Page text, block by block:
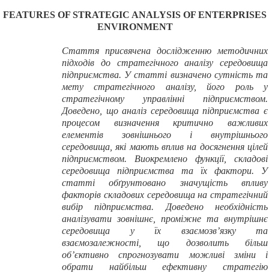
FEATURES OF STRATEGIC ANALYSIS OF ENTERPRISES
ENVIRONMENT
Стаття присвячена дослідженню методичних
підходів до стратегічного аналізу середовища
підприємства. У статті визначено сутність та
мету стратегічного аналізу, його роль у
стратегічному управлінні підприємством.
Доведено, що аналіз середовища підприємства є
процесом визначення критично важливих
елементів зовнішнього і внутрішнього
середовища, які мають вплив на досягнення цілей
підприємством. Виокремлено функції, складові
середовища підприємства та їх фактори. У
статті обґрунтовано значущість впливу
факторів складових середовища на стратегічний
вибір підприємства. Доведено необхідність
аналізувати зовнішнє, проміжне та внутрішнє
середовища у їх взаємозв’язку та
взаємозалежності, що дозволить більш
об’єктивно спрогнозувати можливі зміни і
обрати найбільш ефективну стратегію